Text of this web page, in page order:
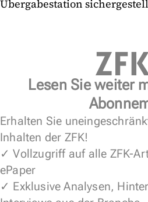
Übergabestation
Lesen Sie weiter
Erhalten Sie
Inhalten der ZFK!
✓ Vollzugriff auf alle ZFK-
ePaper
✓ Exklusive Analysen,